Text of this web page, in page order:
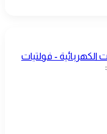
الكهربائية - فولتيات
: